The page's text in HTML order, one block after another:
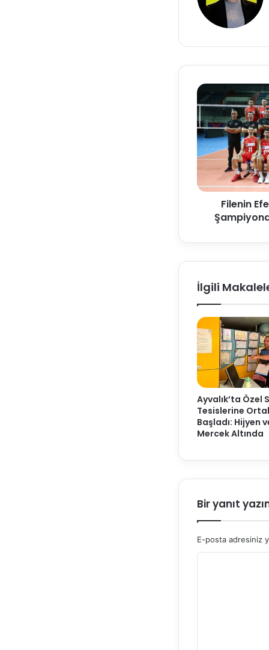
Filenin
İlgili
Ayvalık’ta Özel
Tesislerine
Başladı: Hijyen
Mercek Altında
Bir yanıt
E-posta adresiniz